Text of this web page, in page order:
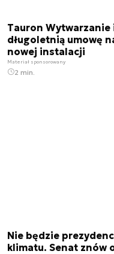
Tauron Wytwarzanie
długoletnią umowę
nowej instalacji
Materiał sponsorowany
2 min.
Nie będzie
klimatu. Senat znów